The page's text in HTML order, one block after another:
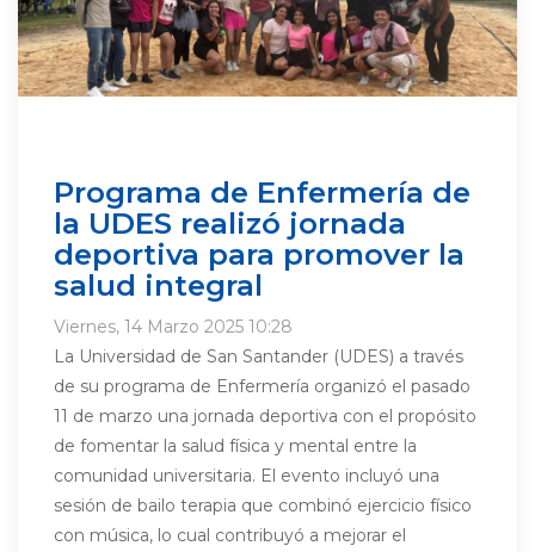
Programa de Enfermería de
la UDES realizó jornada
deportiva para promover la
salud integral
Viernes, 14 Marzo 2025 10:28
La Universidad de San Santander (UDES) a través
de su programa de Enfermería organizó el pasado
11 de marzo una jornada deportiva con el propósito
de fomentar la salud física y mental entre la
comunidad universitaria. El evento incluyó una
sesión de bailo terapia que combinó ejercicio físico
con música, lo cual contribuyó a mejorar el